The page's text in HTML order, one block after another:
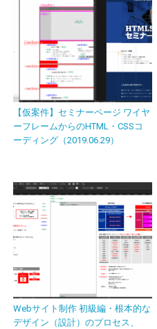
【仮案件】セミナーページ ワイヤ
ーフレームからのHTML・CSSコ
ーディング（2019.06.29）
Webサイト制作 初級編・根本的な
デザイン（設計）のプロセス、